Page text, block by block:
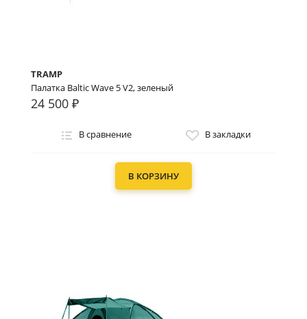
TRAMP
Палатка Baltic Wave 5 V2, зеленый
24 500 ₽
В сравнение В закладки
В КОРЗИНУ